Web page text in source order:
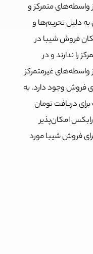
واسطه‌های متمرکز و
به دلیل تحریم‌ها و
فروش شیبا در
را ندارند و در
غیرمتمرکز
فروش وجود دارد. به
دریافت تومان
امکان‌‌پذیر
فروش شیبا مورد